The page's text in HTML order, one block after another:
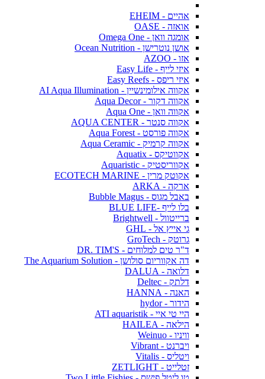
אהיים - EHEIM
אואזה - OASE
אומגה וואן - Omega One
אושן נוטרישן - Ocean Nutrition
אזו - AZOO
איזי לייף - Easy Life
איזי ריפס - Easy Reefs
אקווה אילומינשיין - AI Aqua Illumination
אקווה דקור - Aqua Decor
אקווה וואן - Aqua One
אקווה סנטר - AQUA CENTER
אקווה פורסט - Aqua Forest
אקווה קרמיק - Aqua Ceramic
אקווטיקס - Aquatix
אקווריסטיק - Aquaristic
אקוטק מרין - ECOTECH MARINE
ארקה - ARKA
באבל מגוס - Bubble Magus
בלו לייף -BLUE LIFE
ברייטוול - Brightwell
גי אייץ אל - GHL
גרוטק - GroTech
ד"ר טים למלוחים - DR. TIM'S
דה אקווריום סולושן - The Aquarium Solution
דלואה - DALUA
דלתק - Deltec
האנה - HANNA
הידור - hydor
היי טי איי - ATI aquaristik
הילאה - HAILEA
וויניו - Weinuo
ויברנט - Vibrant
ויטליס - Vitalis
זטלייט - ZETLIGHT